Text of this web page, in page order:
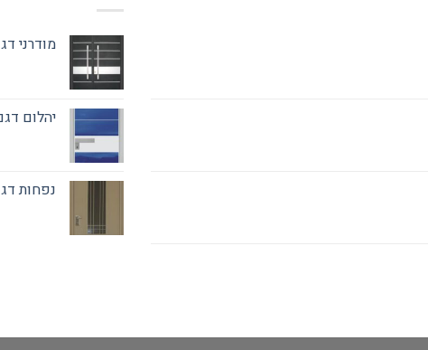
מודרני דגם
יהלום דגם
נפחות דגם